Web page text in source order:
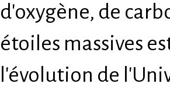
d'oxygène, de
étoiles massives
l'évolution de